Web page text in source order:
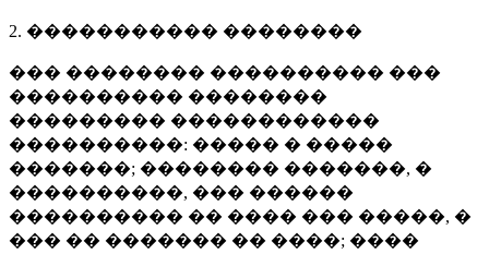
2. ����������� ��������
��� �������� ���������� ���
���������� ��������
��������� ������������
����������: ����� � �����
�������; �������� �������, �
����������, ��� ������
���������� �� ���� ��� �����, �
��� �� ������� �� ����; ����